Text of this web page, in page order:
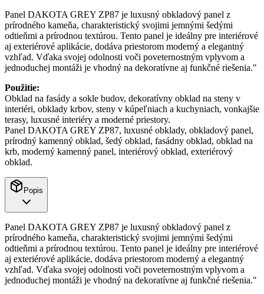
Panel DAKOTA GREY ZP87 je luxusný obkladový panel z
prírodného kameňa, charakteristický svojimi jemnými šedými
odtieňmi a prírodnou textúrou. Tento panel je ideálny pre interiérové
aj exteriérové aplikácie, dodáva priestorom moderný a elegantný
vzhľad. Vďaka svojej odolnosti voči poveternostným vplyvom a
jednoduchej montáži je vhodný na dekoratívne aj funkčné riešenia."
Použitie:
Obklad na fasády a sokle budov, dekoratívny obklad na steny v
interiéri, obklady krbov, steny v kúpeľniach a kuchyniach, vonkajšie
terasy, luxusné interiéry a moderné priestory.
Panel DAKOTA GREY ZP87, luxusné obklady, obkladový panel,
prírodný kamenný obklad, šedý obklad, fasádny obklad, obklad na
krb, moderný kamenný panel, interiérový obklad, exteriérový
obklad.
Popis
Panel DAKOTA GREY ZP87 je luxusný obkladový panel z
prírodného kameňa, charakteristický svojimi jemnými šedými
odtieňmi a prírodnou textúrou. Tento panel je ideálny pre interiérové
aj exteriérové aplikácie, dodáva priestorom moderný a elegantný
vzhľad. Vďaka svojej odolnosti voči poveternostným vplyvom a
jednoduchej montáži je vhodný na dekoratívne aj funkčné riešenia."